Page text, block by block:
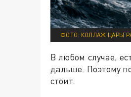
ФОТО: КОЛЛАЖ
В любом случае,
дальше. Поэтому
стоит.